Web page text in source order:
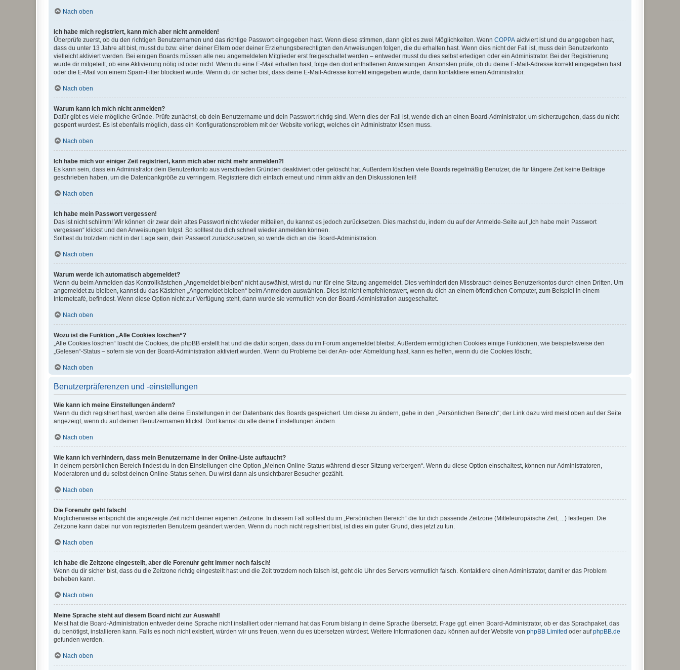
Nach oben
Ich habe mich registriert, kann mich aber nicht anmelden!
Überprüfe zuerst, ob du den richtigen Benutzernamen und das richtige Passwort eingegeben hast. Wenn diese stimmen, dann gibt es zwei Möglichkeiten. Wenn COPPA aktiviert ist und du angegeben hast,
dass du unter 13 Jahre alt bist, musst du bzw. einer deiner Eltern oder deiner Erziehungsberechtigten den Anweisungen folgen, die du erhalten hast. Wenn dies nicht der Fall ist, muss dein Benutzerkonto
vielleicht aktiviert werden. Bei einigen Boards müssen alle neu angemeldeten Mitglieder erst freigeschaltet werden – entweder musst du dies selbst erledigen oder ein Administrator. Bei der Registrierung
wurde dir mitgeteilt, ob eine Aktivierung nötig ist oder nicht. Wenn du eine E-Mail erhalten hast, folge den dort enthaltenen Anweisungen. Ansonsten prüfe, ob du deine E-Mail-Adresse korrekt eingegeben hast
oder die E-Mail von einem Spam-Filter blockiert wurde. Wenn du dir sicher bist, dass deine E-Mail-Adresse korrekt eingegeben wurde, dann kontaktiere einen Administrator.
Nach oben
Warum kann ich mich nicht anmelden?
Dafür gibt es viele mögliche Gründe. Prüfe zunächst, ob dein Benutzername und dein Passwort richtig sind. Wenn dies der Fall ist, wende dich an einen Board-Administrator, um sicherzugehen, dass du nicht
gesperrt wurdest. Es ist ebenfalls möglich, dass ein Konfigurationsproblem mit der Website vorliegt, welches ein Administrator lösen muss.
Nach oben
Ich habe mich vor einiger Zeit registriert, kann mich aber nicht mehr anmelden?!
Es kann sein, dass ein Administrator dein Benutzerkonto aus verschieden Gründen deaktiviert oder gelöscht hat. Außerdem löschen viele Boards regelmäßig Benutzer, die für längere Zeit keine Beiträge
geschrieben haben, um die Datenbankgröße zu verringern. Registriere dich einfach erneut und nimm aktiv an den Diskussionen teil!
Nach oben
Ich habe mein Passwort vergessen!
Das ist nicht schlimm! Wir können dir zwar dein altes Passwort nicht wieder mitteilen, du kannst es jedoch zurücksetzen. Dies machst du, indem du auf der Anmelde-Seite auf „Ich habe mein Passwort
vergessen“ klickst und den Anweisungen folgst. So solltest du dich schnell wieder anmelden können.
Solltest du trotzdem nicht in der Lage sein, dein Passwort zurückzusetzen, so wende dich an die Board-Administration.
Nach oben
Warum werde ich automatisch abgemeldet?
Wenn du beim Anmelden das Kontrollkästchen „Angemeldet bleiben“ nicht auswählst, wirst du nur für eine Sitzung angemeldet. Dies verhindert den Missbrauch deines Benutzerkontos durch einen Dritten. Um
angemeldet zu bleiben, kannst du das Kästchen „Angemeldet bleiben“ beim Anmelden auswählen. Dies ist nicht empfehlenswert, wenn du dich an einem öffentlichen Computer, zum Beispiel in einem
Internetcafé, befindest. Wenn diese Option nicht zur Verfügung steht, dann wurde sie vermutlich von der Board-Administration ausgeschaltet.
Nach oben
Wozu ist die Funktion „Alle Cookies löschen“?
„Alle Cookies löschen“ löscht die Cookies, die phpBB erstellt hat und die dafür sorgen, dass du im Forum angemeldet bleibst. Außerdem ermöglichen Cookies einige Funktionen, wie beispielsweise den
„Gelesen“-Status – sofern sie von der Board-Administration aktiviert wurden. Wenn du Probleme bei der An- oder Abmeldung hast, kann es helfen, wenn du die Cookies löscht.
Nach oben
Benutzerpräferenzen und -einstellungen
Wie kann ich meine Einstellungen ändern?
Wenn du dich registriert hast, werden alle deine Einstellungen in der Datenbank des Boards gespeichert. Um diese zu ändern, gehe in den „Persönlichen Bereich“; der Link dazu wird meist oben auf der Seite
angezeigt, wenn du auf deinen Benutzernamen klickst. Dort kannst du alle deine Einstellungen ändern.
Nach oben
Wie kann ich verhindern, dass mein Benutzername in der Online-Liste auftaucht?
In deinem persönlichen Bereich findest du in den Einstellungen eine Option „Meinen Online-Status während dieser Sitzung verbergen“. Wenn du diese Option einschaltest, können nur Administratoren,
Moderatoren und du selbst deinen Online-Status sehen. Du wirst dann als unsichtbarer Besucher gezählt.
Nach oben
Die Forenuhr geht falsch!
Möglicherweise entspricht die angezeigte Zeit nicht deiner eigenen Zeitzone. In diesem Fall solltest du im „Persönlichen Bereich“ die für dich passende Zeitzone (Mitteleuropäische Zeit, ...) festlegen. Die
Zeitzone kann dabei nur von registrierten Benutzern geändert werden. Wenn du noch nicht registriert bist, ist dies ein guter Grund, dies jetzt zu tun.
Nach oben
Ich habe die Zeitzone eingestellt, aber die Forenuhr geht immer noch falsch!
Wenn du dir sicher bist, dass du die Zeitzone richtig eingestellt hast und die Zeit trotzdem noch falsch ist, geht die Uhr des Servers vermutlich falsch. Kontaktiere einen Administrator, damit er das Problem
beheben kann.
Nach oben
Meine Sprache steht auf diesem Board nicht zur Auswahl!
Meist hat die Board-Administration entweder deine Sprache nicht installiert oder niemand hat das Forum bislang in deine Sprache übersetzt. Frage ggf. einen Board-Administrator, ob er das Sprachpaket, das
du benötigst, installieren kann. Falls es noch nicht existiert, würden wir uns freuen, wenn du es übersetzen würdest. Weitere Informationen dazu können auf der Website von phpBB Limited oder aufphpBB.de
gefunden werden.
Nach oben